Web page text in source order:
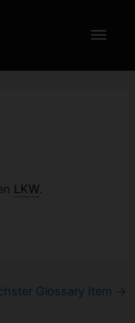
LKW.
Glossary Item →